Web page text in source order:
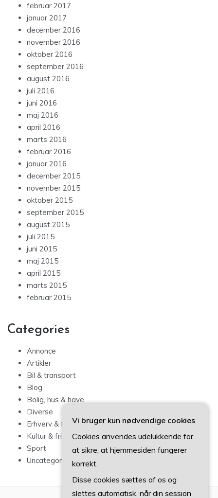
februar 2017
januar 2017
december 2016
november 2016
oktober 2016
september 2016
august 2016
juli 2016
juni 2016
maj 2016
april 2016
marts 2016
februar 2016
januar 2016
december 2015
november 2015
oktober 2015
september 2015
august 2015
juli 2015
juni 2015
maj 2015
april 2015
marts 2015
februar 2015
Categories
Annonce
Artikler
Bil & transport
Blog
Bolig, hus & have
Diverse
Erhverv & forbrug
Kultur & fritid
Sport
Uncategorized
Vi bruger kun nødvendige cookies
Cookies anvendes udelukkende for
at sikre, at hjemmesiden fungerer
korrekt.
Disse cookies sættes af os og
slettes automatisk, når din session